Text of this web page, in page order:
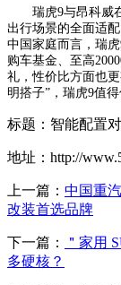
瑞虎9与昂科威
出行场景的全面适
中国家庭而言，瑞
购车基金、至高
礼，性价比方面也
明搭子”，瑞虎9值得
标题：智能配置
地址：http://
上一篇： 中国重
改装首选品牌
下一篇：
＂家用
多硬核？